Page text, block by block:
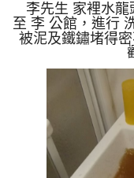
李先生 家裡水
至 李 公館，進行
被泥及鐵鏽堵得
清洗機，灌入 檸
開啟 水管清洗機
棕色的髒水，越
片影片，兩個多
正常了!! 如是自來
沙堆積，洗出來
錳，管壁上會結